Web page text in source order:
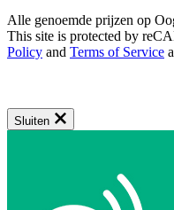
Alle genoemde prijzen op
This site is protected by
Policy and Terms of Service
Sluiten